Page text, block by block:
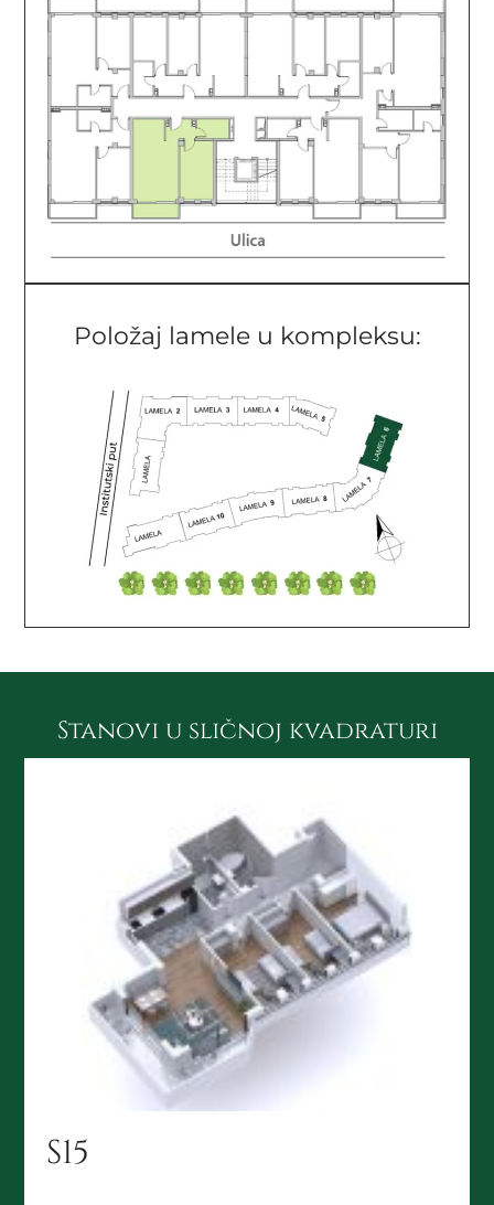
Položaj lamele u kompleksu:
Stanovi u sličnoj kvadraturi
S15